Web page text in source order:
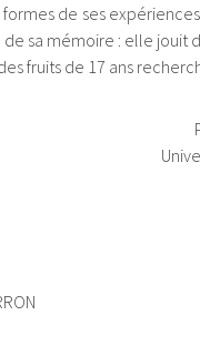
de ses expériences
sa mémoire : elle jouit
fruits de 17 ans